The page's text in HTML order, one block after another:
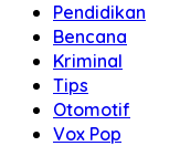
Pendidikan
Bencana
Kriminal
Tips
Otomotif
Vox Pop